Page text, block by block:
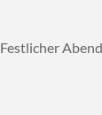
Festlicher